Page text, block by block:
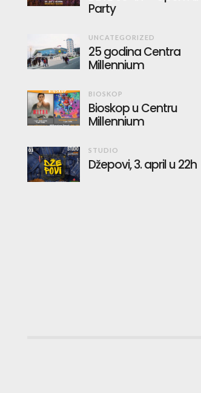
Party
UNCATEGORIZED
25 godina Centra
Millennium
BIOSKOP
Bioskop u Centru
Millennium
STUDIO
Džepovi, 3. april u 22h